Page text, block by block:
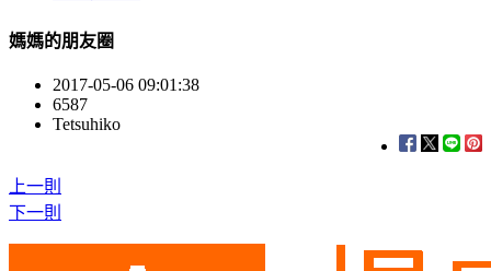
媽媽的朋友圈
2017-05-06 09:01:38
6587
Tetsuhiko
上一則
下一則